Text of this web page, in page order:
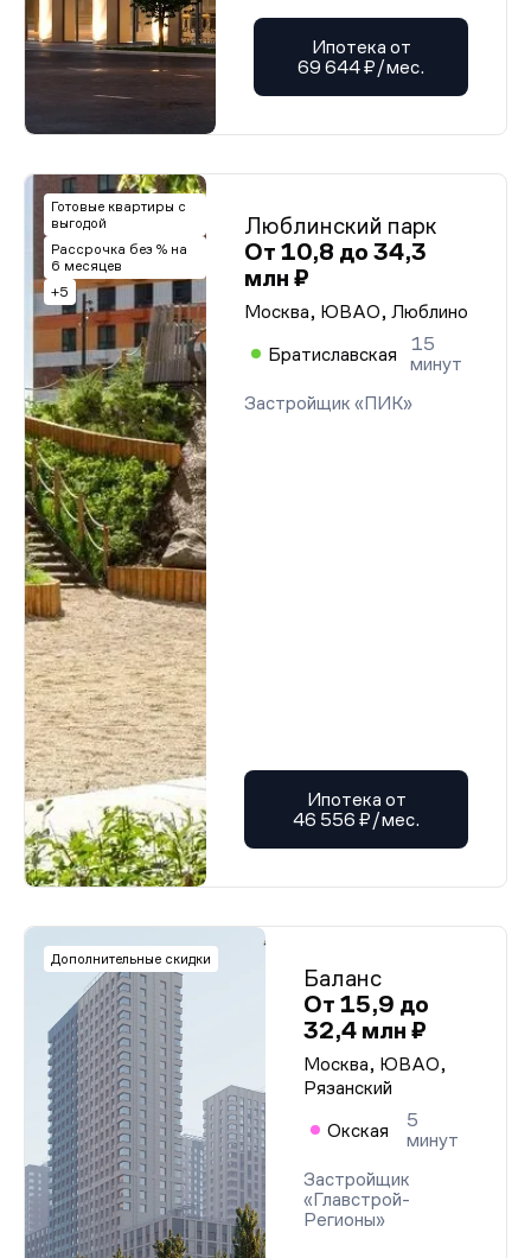
Ипотека от
69 644 ₽/мес.
Готовые квартиры с
выгодой
Рассрочка без % на
6 месяцев
+5
Люблинский парк
От 10,8 до 34,3
млн ₽
Москва, ЮВАО, Люблино
Братиславская
15
минут
Застройщик «ПИК»
Ипотека от
46 556 ₽/мес.
Дополнительные скидки
Баланс
От 15,9 до
32,4 млн ₽
Москва, ЮВАО,
Рязанский
Окская
5
минут
Застройщик
«Главстрой-
Регионы»